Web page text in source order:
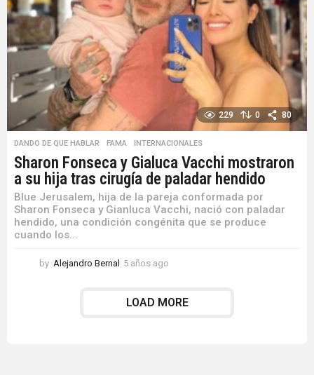
s
a
g
o
229 0 80
DANDO DE QUE HABLAR ,FAMA INTERNACIONALES
Sharon Fonseca y Gialuca Vacchi mostraron
a su hija tras cirugía de paladar hendido
Blue Jerusalem, hija de la pareja conformada por
Sharon Fonseca y Gianluca Vacchi, nació con paladar
hendido, una condición congénita que se produce
cuando los...
by Alejandro Bernal 5 años ago
o
LOAD MORE